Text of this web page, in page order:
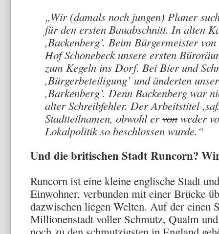
„Wir (damals noch jungen) Planer
für den ersten Bauabschnitt. In alten
,Backenberg’. Beim Bürgermeister
Hof Schonebeck unsere ersten
zum Kegeln ins Dorf. Bei Bier und
,Bürgerbeteiligung’ und änderten
,Barkenberg’. Denn Backenberg war
alter Schreibfehler. Der Arbeitstitel
Stadtteilnamen, obwohl ervon weder
Lokalpolitik so beschlossen wurde.“
Und die britischen Stadt Runcorn?
Runcorn ist eine kleine englische Stadt
Einwohner, verbunden mit einer Brücke
dazwischen liegen Welten. Auf der einen
Millionenstadt voller Schmutz, Qualm